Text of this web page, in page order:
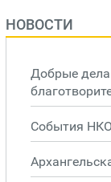
НОВОСТИ
Добрые
События НКО